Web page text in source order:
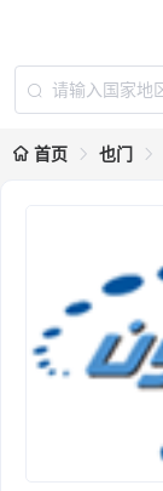
首页 也门